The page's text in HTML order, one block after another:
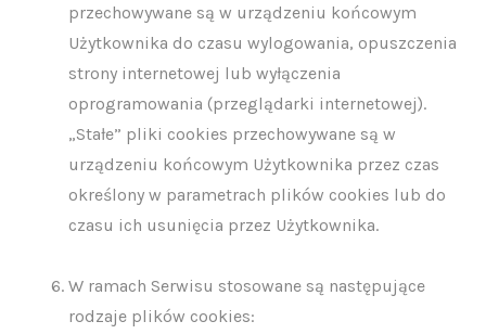
przechowywane są w urządzeniu końcowym
Użytkownika do czasu wylogowania, opuszczenia
strony internetowej lub wyłączenia
oprogramowania (przeglądarki internetowej).
„Stałe” pliki cookies przechowywane są w
urządzeniu końcowym Użytkownika przez czas
określony w parametrach plików cookies lub do
czasu ich usunięcia przez Użytkownika.
W ramach Serwisu stosowane są następujące
rodzaje plików cookies: